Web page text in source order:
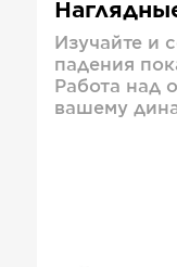
Изучайте и
падения
Работа над
вашему